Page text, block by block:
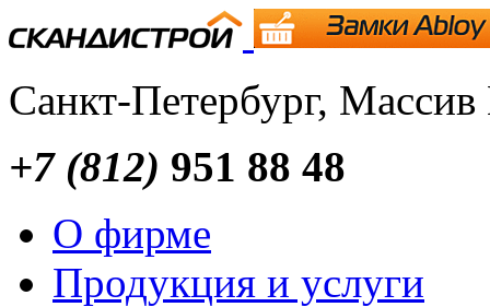
Санкт-Петербург,
+7 (812) 951 88 48
О фирме
Продукция и услуги